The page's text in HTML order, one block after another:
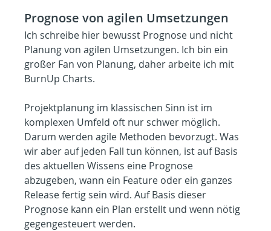
Prognose von agilen Umsetzungen
Ich schreibe hier bewusst Prognose und nicht
Planung von agilen Umsetzungen. Ich bin ein
großer Fan von Planung, daher arbeite ich mit
BurnUp Charts.
Projektplanung im klassischen Sinn ist im
komplexen Umfeld oft nur schwer möglich.
Darum werden agile Methoden bevorzugt. Was
wir aber auf jeden Fall tun können, ist auf Basis
des aktuellen Wissens eine Prognose
abzugeben, wann ein Feature oder ein ganzes
Release fertig sein wird. Auf Basis dieser
Prognose kann ein Plan erstellt und wenn nötig
gegengesteuert werden.